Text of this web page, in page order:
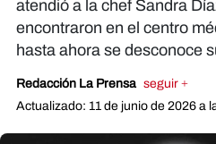
atendió a la chef Sandra
encontraron en el centro
hasta ahora se desconoce
Redacción La Prensa seguir +
Actualizado: 11 de junio de 2026 a